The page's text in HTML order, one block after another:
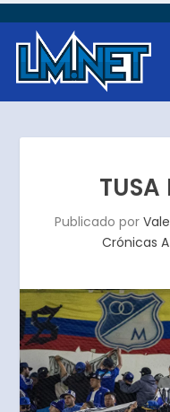
TUSA
Publicado por
Crónicas